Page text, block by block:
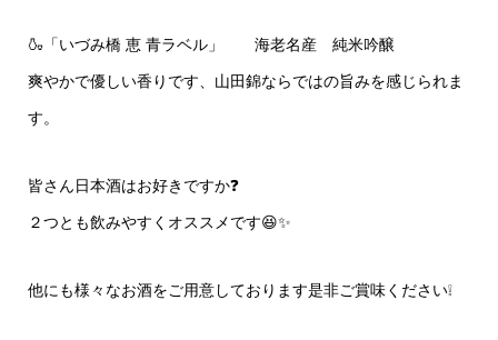
🍶「いづみ橋 恵 青ラベル」 海老名産 純米吟醸
爽やかで優しい香りです、山田錦ならではの旨みを感じられま
す。
皆さん日本酒はお好きですか❓
２つとも飲みやすくオススメです😆✨
他にも様々なお酒をご用意しております是非ご賞味ください❕